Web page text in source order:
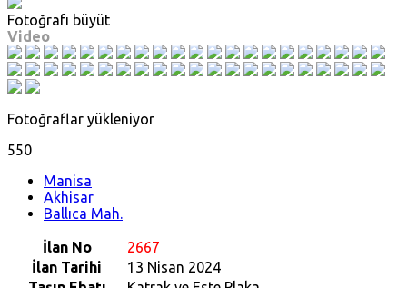
Fotoğrafı büyüt
Video
Fotoğraflar yükleniyor
550
Manisa
Akhisar
Ballıca Mah.
İlan No
2667
İlan Tarihi
13 Nisan 2024